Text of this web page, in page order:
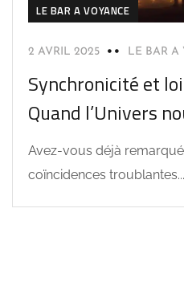
LE BAR A VOYANCE
2 AVRIL 2025 LE BAR A
Synchronicité et
Quand l’Univers
Avez-vous déjà
coïncidences troublantes...